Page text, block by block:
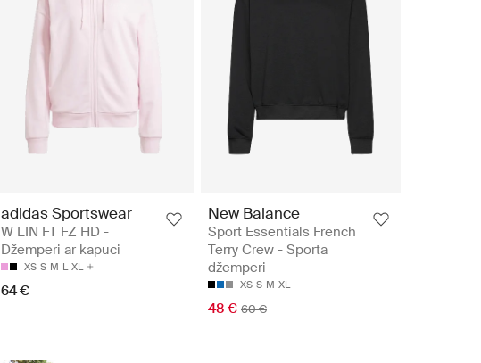
adidas Sportswear
W LIN FT FZ HD -
Džemperi ar kapuci
XS S M L XL
64 €
New Balance
Sport Essentials French
Terry Crew - Sporta
džemperi
XS S M XL
48 € 60 €